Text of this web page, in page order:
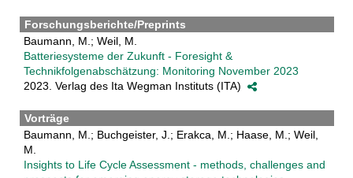
Forschungsberichte/Preprints
Baumann, M.; Weil, M.
Batteriesysteme der Zukunft - Foresight &
Technikfolgenabschätzung: Monitoring November 2023
2023. Verlag des Ita Wegman Instituts (ITA)
Vorträge
Baumann, M.; Buchgeister, J.; Erakca, M.; Haase, M.; Weil,
M.
Insights to Life Cycle Assessment - methods, challenges and